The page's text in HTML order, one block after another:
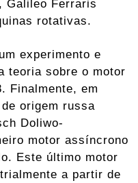
Galileo Ferraris
rotativas.
experimento e
teoria sobre o motor
Finalmente, em
origem russa
Doliwo-
motor assíncrono
Este último motor
a partir de